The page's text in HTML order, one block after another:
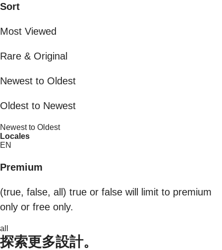
Sort
Most Viewed
Rare & Original
Newest to Oldest
Oldest to Newest
Newest to Oldest
Locales
EN
Premium
(true, false, all) true or false will limit to premium
only or free only.
all
探索更多設計。